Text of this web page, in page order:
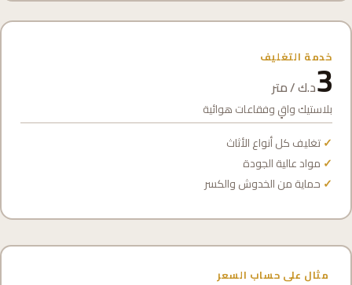
خدمة التغليف
3د.ك / متر
بلاستيك واقٍ وفقاعات هوائية
تغليف كل أنواع الأثاث
مواد عالية الجودة
حماية من الخدوش والكسر
مثال على حساب السعر